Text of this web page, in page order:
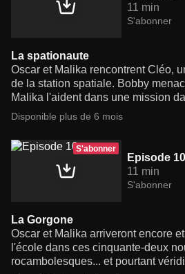
11 min
S'abonner
La spationaute
Oscar et Malika rencontrent Cléo,
de la station spatiale. Bobby
Malika l'aident dans une mission
Disponible plus de 6 mois
S'abonner
Episode 10
11 min
S'abonner
La Gorgone
Oscar et Malika arriveront encore
l'école dans ces cinquante-deux
rocambolesques... et pourtant